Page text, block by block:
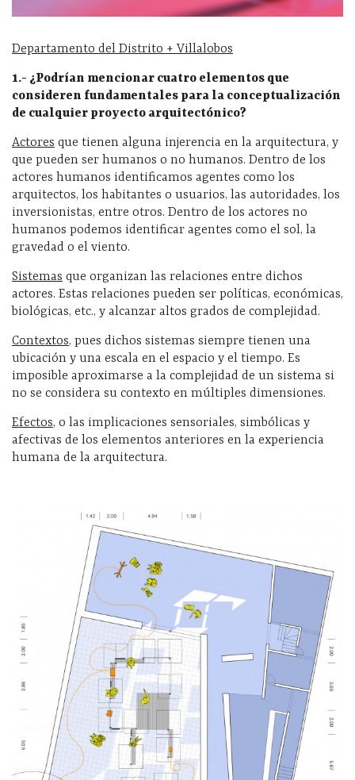
Departamento del Distrito + Villalobos
1.- ¿Podrían mencionar cuatro elementos que
consideren fundamentales para la conceptualización
de cualquier proyecto arquitectónico?
Actores que tienen alguna injerencia en la arquitectura, y
que pueden ser humanos o no humanos. Dentro de los
actores humanos identificamos agentes como los
arquitectos, los habitantes o usuarios, las autoridades, los
inversionistas, entre otros. Dentro de los actores no
humanos podemos identificar agentes como el sol, la
gravedad o el viento.
Sistemas que organizan las relaciones entre dichos
actores. Estas relaciones pueden ser políticas, económicas,
biológicas, etc., y alcanzar altos grados de complejidad.
Contextos, pues dichos sistemas siempre tienen una
ubicación y una escala en el espacio y el tiempo. Es
imposible aproximarse a la complejidad de un sistema si
no se considera su contexto en múltiples dimensiones.
Efectos, o las implicaciones sensoriales, simbólicas y
afectivas de los elementos anteriores en la experiencia
humana de la arquitectura.